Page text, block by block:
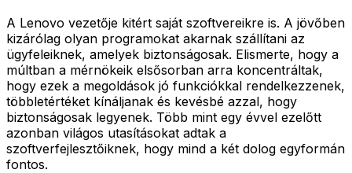
A Lenovo vezetője kitért saját szoftvereikre is. A jövőben
kizárólag olyan programokat akarnak szállítani az
ügyfeleiknek, amelyek biztonságosak. Elismerte, hogy a
múltban a mérnökeik elsősorban arra koncentráltak,
hogy ezek a megoldások jó funkciókkal rendelkezzenek,
többletértéket kínáljanak és kevésbé azzal, hogy
biztonságosak legyenek. Több mint egy évvel ezelőtt
azonban világos utasításokat adtak a
szoftverfejlesztőiknek, hogy mind a két dolog egyformán
fontos.